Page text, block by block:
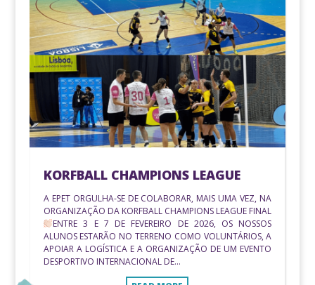
KORFBALL CHAMPIONS LEAGUE
A EPET ORGULHA-SE DE COLABORAR, MAIS UMA VEZ, NA
ORGANIZAÇÃO DA KORFBALL CHAMPIONS LEAGUE FINAL
ENTRE 3 E 7 DE FEVEREIRO DE 2026, OS NOSSOS
ALUNOS ESTARÃO NO TERRENO COMO VOLUNTÁRIOS, A
APOIAR A LOGÍSTICA E A ORGANIZAÇÃO DE UM EVENTO
DESPORTIVO INTERNACIONAL DE...